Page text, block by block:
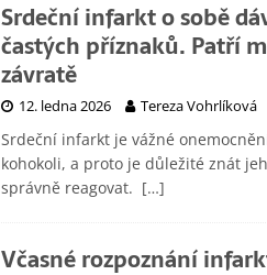
Srdeční infarkt o sobě
častých příznaků. Patří
závratě
12. ledna 2026 Tereza Vohrlíková
Srdeční infarkt je vážné
kohokoli, a proto je důležité znát
správně reagovat. […]
Včasné rozpoznání